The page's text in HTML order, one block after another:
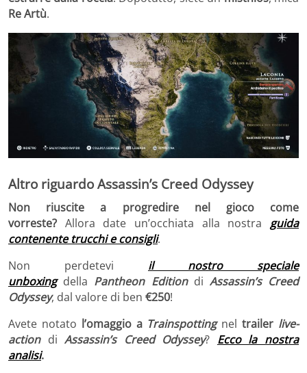
Re Artù.
Altro riguardo Assassin’s Creed Odyssey
Non riuscite a progredire nel gioco come
vorreste? Allora date un’occhiata alla nostra guida
contenente trucchi e consigli.
Non perdetevi il nostro speciale
unboxingdella Pantheon Editiondi Assassin’s Creed
Odyssey, dal valore di ben €250!
Avete notato l’omaggio a Trainspotting nel trailer live-
action diAssassin’s Creed Odyssey? Ecco la nostra
analisi.